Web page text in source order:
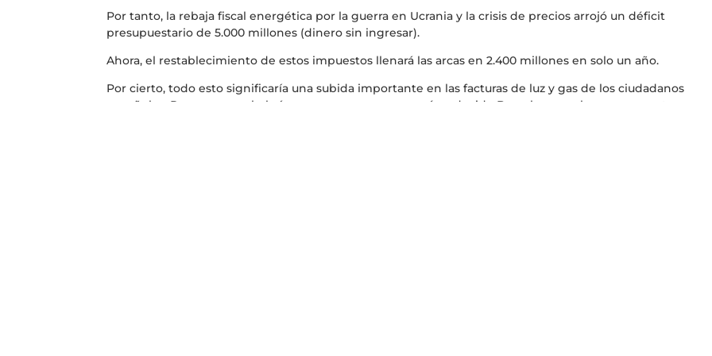
Por tanto, la rebaja fiscal energética por la guerra en Ucrania y la crisis de precios arrojó un déficit
presupuestario de 5.000 millones (dinero sin ingresar).
Ahora, el restablecimiento de estos impuestos llenará las arcas en 2.400 millones en solo un año.
Por cierto, todo esto significaría una subida importante en las facturas de luz y gas de los ciudadanos
españoles. Pero para eso habrá que esperar a ver por qué se decide Bruselas que aboga por mantener